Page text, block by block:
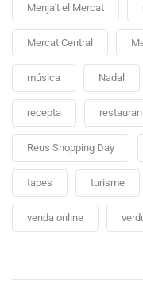
Menja't el Mercat
Mercat Central
música Nadal
recepta
Reus Shopping Day
tapes turisme
venda online